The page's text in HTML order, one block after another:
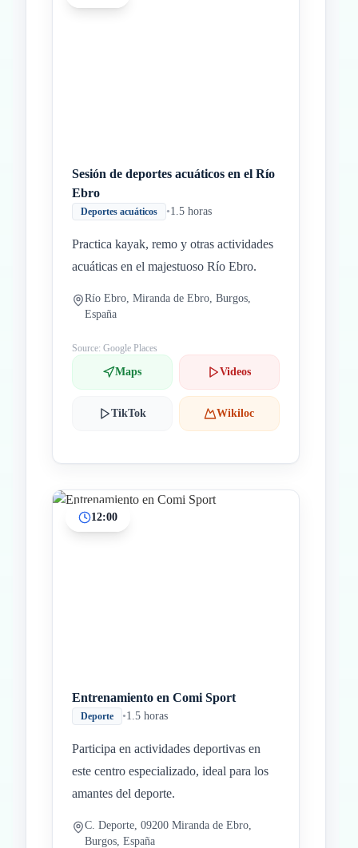
Sesión de deportes acuáticos en el Río
Ebro
Deportes acuáticos •1.5 horas
Practica kayak, remo y otras actividades
acuáticas en el majestuoso Río Ebro.
Río Ebro, Miranda de Ebro, Burgos,
España
Source: Google Places
Maps Videos
TikTok Wikiloc
12:00
Entrenamiento en Comi Sport
Deporte •1.5 horas
Participa en actividades deportivas en
este centro especializado, ideal para los
amantes del deporte.
C. Deporte, 09200 Miranda de Ebro,
Burgos, España